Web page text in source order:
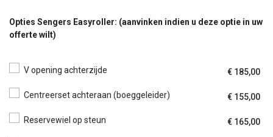
Opties Sengers Easyroller: (aanvinken indien u deze optie in uw
offerte wilt)
V opening achterzijde € 185,00
Centreerset achteraan (boeggeleider) € 155,00
Reservewiel op steun € 165,00